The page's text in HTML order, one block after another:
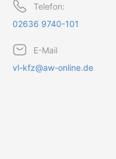
Telefon:
02636 9740-101
E-Mail
vl-kfz@aw-online.de